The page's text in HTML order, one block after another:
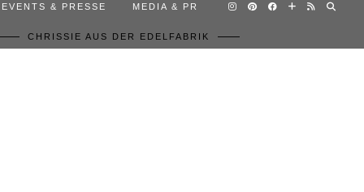
EVENTS & PRESSE MEDIA & PR
CHRISSIE AUS DER EDELFABRIK